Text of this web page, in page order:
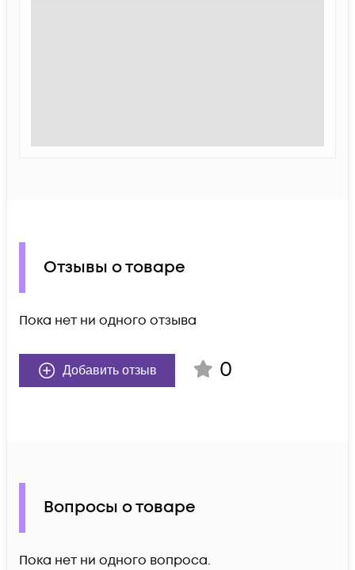
Отзывы о товаре
Пока нет ни одного отзыва
Добавить отзыв 0
Вопросы о товаре
Пока нет ни одного вопроса.